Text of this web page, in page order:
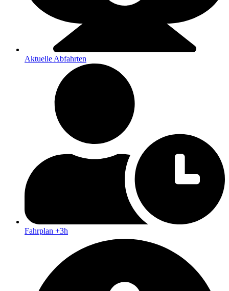
Aktuelle Abfahrten
Fahrplan +3h